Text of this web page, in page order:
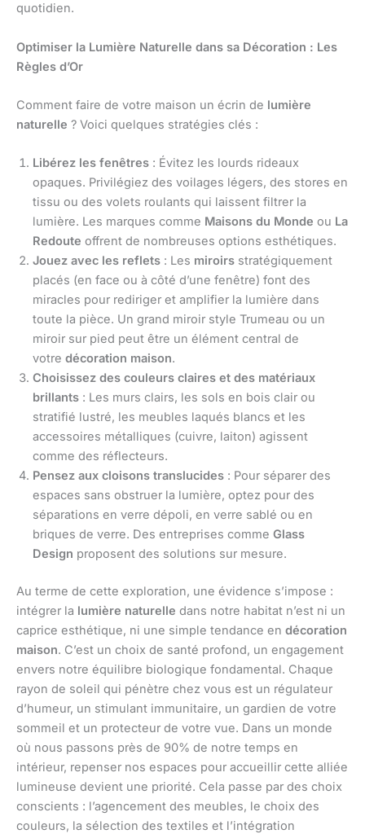
quotidien.
Optimiser la Lumière Naturelle dans sa Décoration : Les
Règles d’Or
Comment faire de votre maison un écrin de lumière
naturelle ? Voici quelques stratégies clés :
Libérez les fenêtres : Évitez les lourds rideaux
opaques. Privilégiez des voilages légers, des stores en
tissu ou des volets roulants qui laissent filtrer la
lumière. Les marques comme Maisons du Monde ou La
Redoute offrent de nombreuses options esthétiques.
Jouez avec les reflets : Les miroirs stratégiquement
placés (en face ou à côté d’une fenêtre) font des
miracles pour rediriger et amplifier la lumière dans
toute la pièce. Un grand miroir style Trumeau ou un
miroir sur pied peut être un élément central de
votre décoration maison.
Choisissez des couleurs claires et des matériaux
brillants : Les murs clairs, les sols en bois clair ou
stratifié lustré, les meubles laqués blancs et les
accessoires métalliques (cuivre, laiton) agissent
comme des réflecteurs.
Pensez aux cloisons translucides : Pour séparer des
espaces sans obstruer la lumière, optez pour des
séparations en verre dépoli, en verre sablé ou en
briques de verre. Des entreprises comme Glass
Design proposent des solutions sur mesure.
Au terme de cette exploration, une évidence s’impose :
intégrer la lumière naturelle dans notre habitat n’est ni un
caprice esthétique, ni une simple tendance en décoration
maison. C’est un choix de santé profond, un engagement
envers notre équilibre biologique fondamental. Chaque
rayon de soleil qui pénètre chez vous est un régulateur
d’humeur, un stimulant immunitaire, un gardien de votre
sommeil et un protecteur de votre vue. Dans un monde
où nous passons près de 90% de notre temps en
intérieur, repenser nos espaces pour accueillir cette alliée
lumineuse devient une priorité. Cela passe par des choix
conscients : l’agencement des meubles, le choix des
couleurs, la sélection des textiles et l’intégration